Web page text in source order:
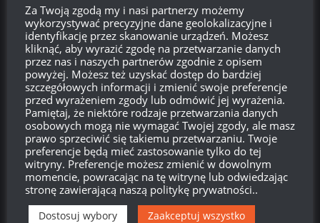
osiągnięć w walce.
★★★ [Losowo] Zagraj okrętem IX- X US i zdobądź 12
heroicznych osiągnięć.
★★★ [Random / Co-op] Graj w Midway i zarabiaj 10,000,000
Credits.
★★★ [Losowo] Graj w Des Moines lub Worcester i zdobądź
10 000 000 Kredytów.
☆☆☆☆☆ ☆☆☆☆☆ ☆☆☆☆☆ [Wszystkie tryby] Zagraj
okrętem VIII – X poziomu i zdobądź 50 000 XP (po
modyfikacji).
Za Twoją zgodą my i nasi partnerzy możemy
wykorzystywać precyzyjne dane geolokalizacyjne i
identyfikację przez skanowanie urządzeń. Możesz
kliknąć, aby wyrazić zgodę na przetwarzanie danych
przez nas i naszych partnerów zgodnie z opisem
powyżej. Możesz też uzyskać dostęp do bardziej
szczegółowych informacji i zmienić swoje preferencje
przed wyrażeniem zgody lub odmówić jej wyrażenia.
Pamiętaj, że niektóre rodzaje przetwarzania danych
osobowych mogą nie wymagać Twojej zgody, ale masz
prawo sprzeciwić się takiemu przetwarzaniu. Twoje
preferencje będą mieć zastosowanie tylko do tej
witryny. Preferencje możesz zmienić w dowolnym
momencie, powracając na tę witrynę lub odwiedzając
stronę zawierającą naszą politykę prywatności..
Dostosuj wybory Zaakceptuj wszystko